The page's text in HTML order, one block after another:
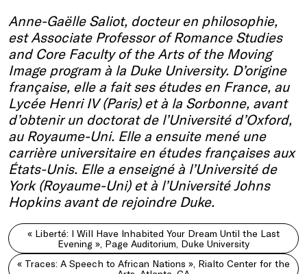
Anne-Gaëlle Saliot, docteur en philosophie,
est Associate Professor of Romance Studies
and Core Faculty of the Arts of the Moving
Image program à la Duke University. D’origine
française, elle a fait ses études en France, au
Lycée Henri IV (Paris) et à la Sorbonne, avant
d’obtenir un doctorat de l’Université d’Oxford,
au Royaume-Uni. Elle a ensuite mené une
carrière universitaire en études françaises aux
États-Unis. Elle a enseigné à l’Université de
York (Royaume-Uni) et à l’Université Johns
Hopkins avant de rejoindre Duke.
« Liberté: I Will Have Inhabited Your Dream Until the Last
Evening », Page Auditorium, Duke University
« Traces: A Speech to African Nations », Rialto Center for the